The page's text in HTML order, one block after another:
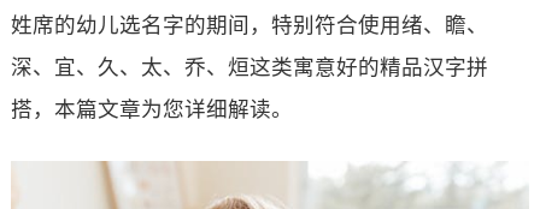
姓席的幼儿选名字的期间，特别符合使用绪、瞻、
深、宜、久、太、乔、烜这类寓意好的精品汉字拼
搭，本篇文章为您详细解读。